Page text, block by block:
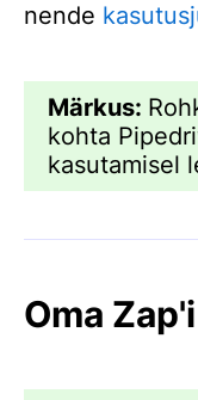
nende
Märkus:
kohta
kasutamisel
Oma